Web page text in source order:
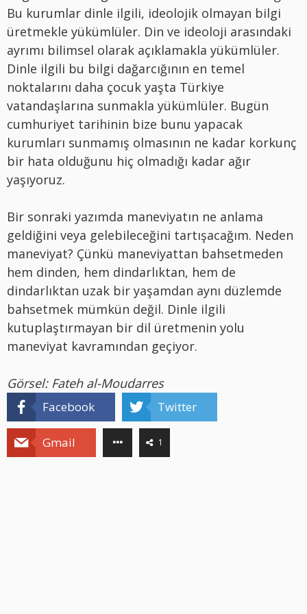
Bu kurumlar dinle ilgili, ideolojik olmayan bilgi
üretmekle yükümlüler. Din ve ideoloji arasındaki
ayrımı bilimsel olarak açıklamakla yükümlüler.
Dinle ilgili bu bilgi dağarcığının en temel
noktalarını daha çocuk yaşta Türkiye
vatandaşlarına sunmakla yükümlüler. Bugün
cumhuriyet tarihinin bize bunu yapacak
kurumları sunmamış olmasının ne kadar korkunç
bir hata olduğunu hiç olmadığı kadar ağır
yaşıyoruz.
Bir sonraki yazımda maneviyatın ne anlama
geldiğini veya gelebileceğini tartışacağım. Neden
maneviyat? Çünkü maneviyattan bahsetmeden
hem dinden, hem dindarlıktan, hem de
dindarlıktan uzak bir yaşamdan aynı düzlemde
bahsetmek mümkün değil. Dinle ilgili
kutuplaştırmayan bir dil üretmenin yolu
maneviyat kavramından geçiyor.
Görsel: Fateh al-Moudarres
Facebook Twitter
Gmail 1